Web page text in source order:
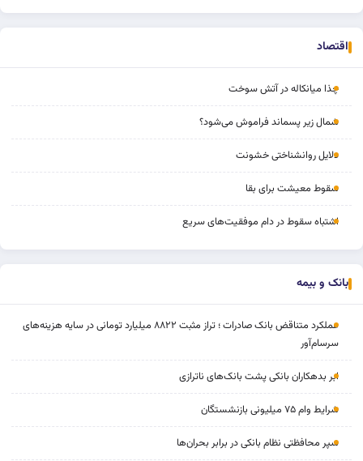
اقتصاد
چذا میانکاله در آتش سوخت
شمال زیر پسماند فراموش می‌شود؟
دلایل روانشناختی خشونت
سقوط معیشت برای بقا
اشتباه سقوط در دام موفقیت‌های سریع
بانک و بیمه
عملکرد متناقض بانک صادرات ؛ تراز مثبت ۸۸۲۲ میلیارد تومانی در سایه هزینه‌های
سرسام‌آور
ابر بدهکاران بانکی پشت بانک‌های ناترازی
شرایط وام ۷۵ میلیونی بازنشستگان
سپر محافظتی نظام بانکی در برابر بحران‌ها